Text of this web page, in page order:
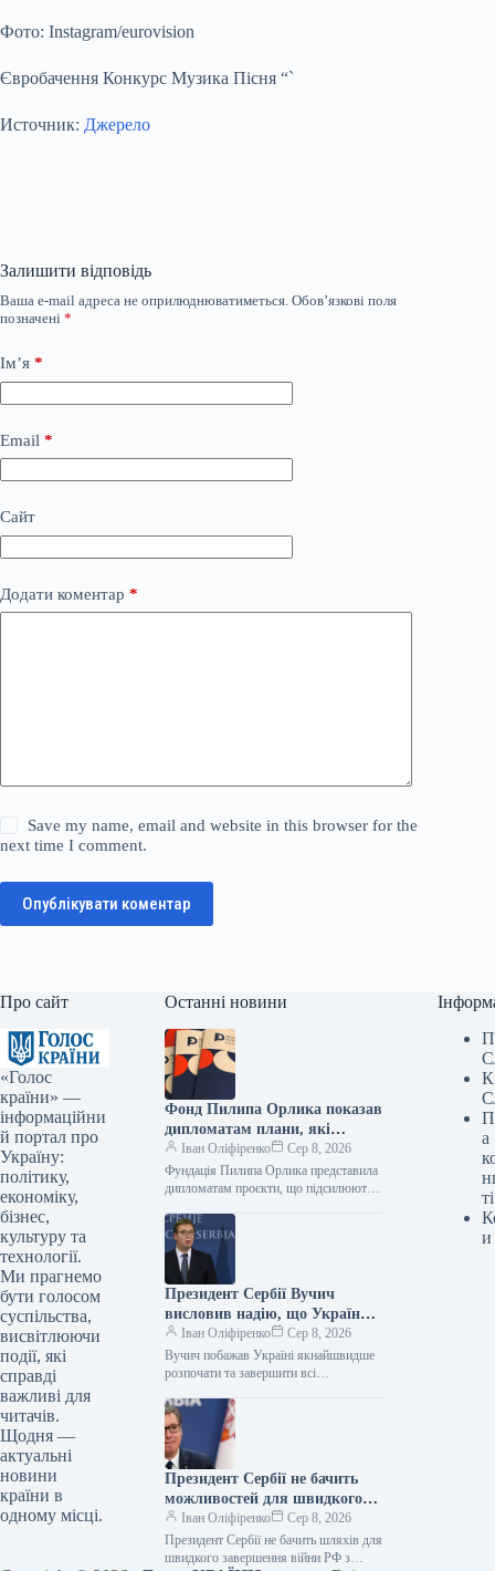
Фото: Іnstagram/eurovision
Євробачення Конкурс Музика Пісня “`
Источник: Джерело
Залишити відповідь
Ваша e-mail адреса не оприлюднюватиметься. Обов’язкові поля
позначені *
Ім’я *
Email *
Сайт
Додати коментар *
Save my name, email and website in this browser for the
next time I comment.
Опублікувати коментар
Про сайт
«Голос
країни» —
інформаційни
й портал про
Україну:
політику,
економіку,
бізнес,
культуру та
технології.
Ми прагнемо
бути голосом
суспільства,
висвітлюючи
події, які
справді
важливі для
читачів.
Щодня —
актуальні
новини
країни в
одному місці.
Останні новини
Фонд Пилипа Орлика показав
дипломатам плани, які
роблять Україну чутнішою на
міжнародній арені.
Іван Оліфіренко
Сер 8, 2026
Фундація Пилипа Орлика представила
дипломатам проєкти, що підсилюють
Фото 08.08.2026 14:12 Укрінформ
Фундація Пилипа Орлика…
Президент Сербії Вучич
висловив надію, що Україна
якнайшвидше розпочне та
завершить переговори щодо
всіх кластерів з
Іван Оліфіренко
Сер 8, 2026
Вучич побажав Україні якнайшвидше
розпочати та завершити всі
14:22 Укрінформ Президент Сербії
Александар Вучич висловив…
Президент Сербії не бачить
можливостей для швидкого
припинення війни РФ проти
України.
Іван Оліфіренко
Сер 8, 2026
Президент Сербії не бачить шляхів для
швидкого завершення війни РФ з
а
ті
и